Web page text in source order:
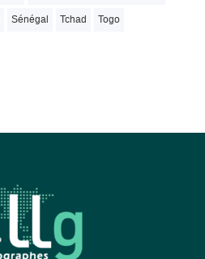
Sénégal Tchad Togo